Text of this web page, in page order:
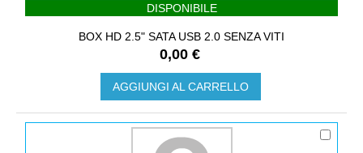
DISPONIBILE
BOX HD 2.5" SATA USB 2.0 SENZA VITI
0,00 €
AGGIUNGI AL CARRELLO